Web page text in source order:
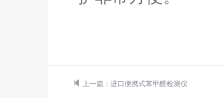
上一篇： 进口便携式苯甲醛检测仪